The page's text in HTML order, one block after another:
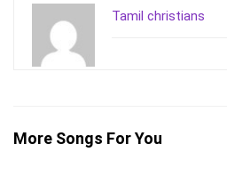
Tamil christians
More Songs For You